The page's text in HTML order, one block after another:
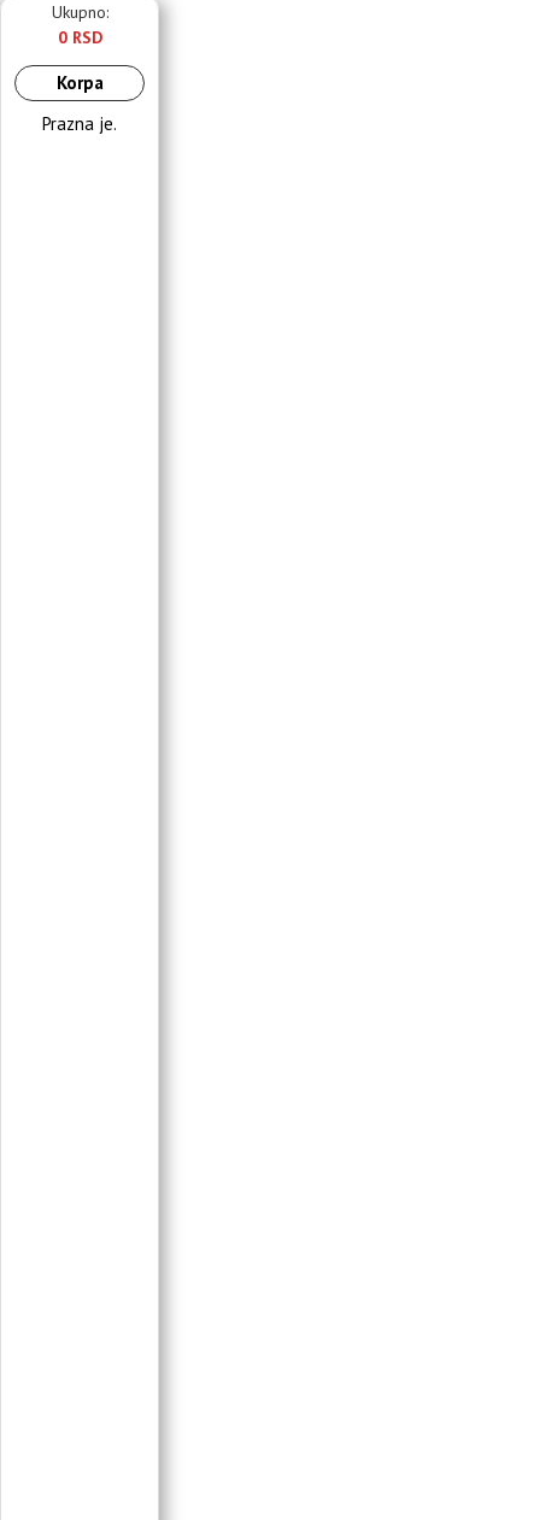
Ukupno:
0 RSD
Korpa
Prazna je.